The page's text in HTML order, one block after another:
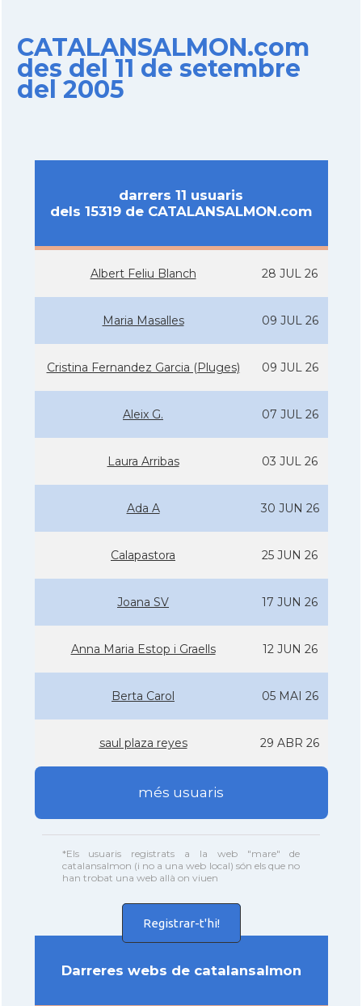
CATALANSALMON.com
des del 11 de setembre
del 2005
darrers 11 usuaris
dels 15319 de CATALANSALMON.com
Albert Feliu Blanch 28 JUL 26
Maria Masalles 09 JUL 26
Cristina Fernandez Garcia (Pluges) 09 JUL 26
Aleix G. 07 JUL 26
Laura Arribas 03 JUL 26
Ada A 30 JUN 26
Calapastora 25 JUN 26
Joana SV 17 JUN 26
Anna Maria Estop i Graells 12 JUN 26
Berta Carol 05 MAI 26
saul plaza reyes 29 ABR 26
més usuaris
*Els usuaris registrats a la web "mare" de
catalansalmon (i no a una web local) són els que no
han trobat una web allà on viuen
Registrar-t'hi!
Darreres webs de catalansalmon